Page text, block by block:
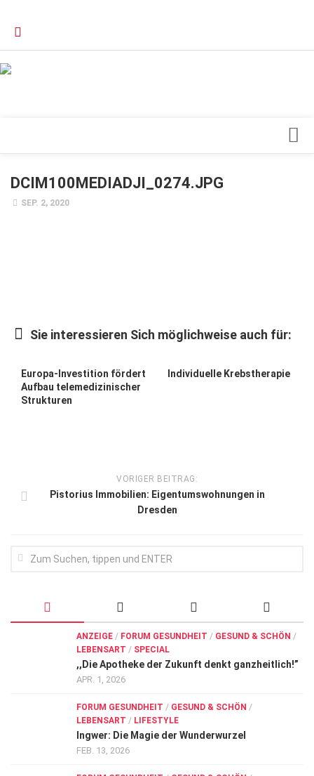
Forschung
Forum Gesundheit
Allgemein
Hören
DCIM100MEDIADJI_0274.JPG
SEP. 2, 2020
Sie interessieren Sich möglichweise auch für:
Europa-Investition fördert
Aufbau telemedizinischer
Strukturen
Individuelle Krebstherapie
VORIGER BEITRAG:
Pistorius Immobilien: Eigentumswohnungen in
Dresden
ANZEIGE / FORUM GESUNDHEIT / GESUND & SCHÖN /
LEBENSART / SPECIAL
,,Die Apotheke der Zukunft denkt ganzheitlich!”
APR. 1, 2026
FORUM GESUNDHEIT / GESUND & SCHÖN /
LEBENSART / LIFESTYLE
Ingwer: Die Magie der Wunderwurzel
FEB. 13, 2026